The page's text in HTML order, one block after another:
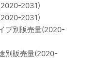
2031)
2031)
プ別販売量(2020-
別販売量(2020-